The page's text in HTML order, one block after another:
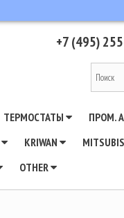
+7 (495)
ТЕРМОСТАТЫ ПРОМ.
KRIWAN
OTHER